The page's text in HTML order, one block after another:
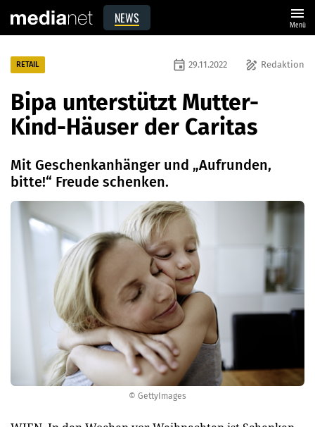
NEWS menu
Menü
© GettyImages
RETAIL draw Redaktion
event 29.11.2022
Bipa unterstützt Mutter-
Kind-Häuser der Caritas
Mit Geschenkanhänger und „Aufrunden,
bitte!“ Freude schenken.